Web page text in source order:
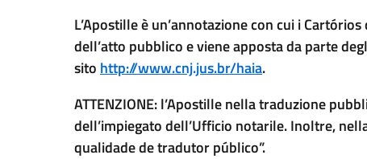
L’Apostille è un’annotazione con cui i
dell’atto pubblico e viene apposta da parte
sito http://www.cnj.jus.br/haia.
ATTENZIONE: l’Apostille nella traduzione
dell’impiegato dell’Ufficio notarile. Inoltre,
qualidade de tradutor público”.